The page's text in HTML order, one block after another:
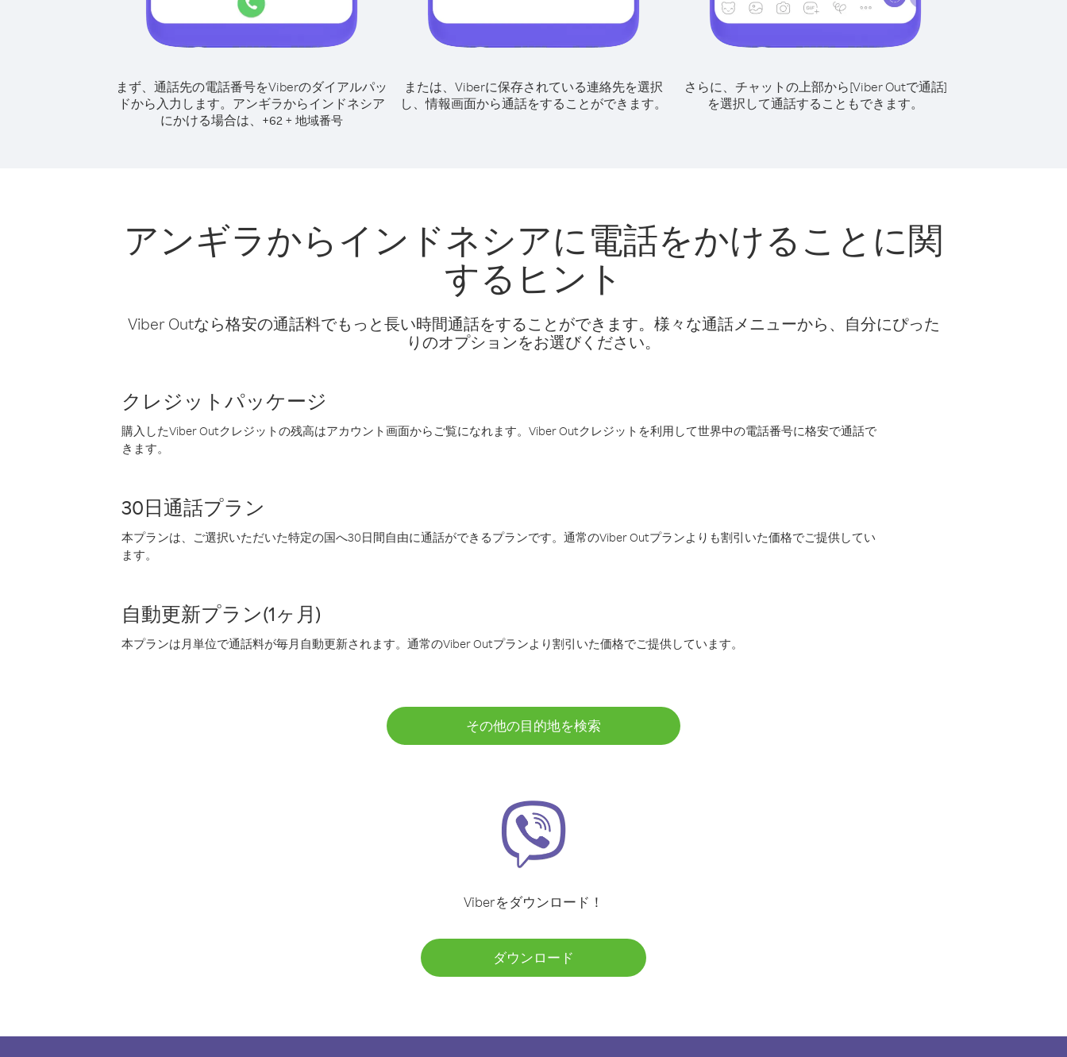
まず、通話先の電話番号をViberのダイアルパッ
ドから入力します。 アンギラからインドネシア
にかける場合は、 +62 + 地域番号
または、Viberに保存されている連絡先を選択
し、情報画面から通話をすることができます。
さらに、チャットの上部から[Viber Outで通話]
を選択して通話することもできます。
アンギラからインドネシアに電話をかけることに関
するヒント
Viber Outなら格安の通話料でもっと長い時間通話をすることができます。様々な通話メニューから、自分にぴった
りのオプションをお選びください。
クレジットパッケージ
購入したViber Outクレジットの残高はアカウント画面からご覧になれます。Viber Outクレジットを利用して世界中の電話番号に格安で通話で
きます。
30日通話プラン
本プランは、ご選択いただいた特定の国へ30日間自由に通話ができるプランです。通常のViber Outプランよりも割引いた価格でご提供してい
ます。
自動更新プラン(1ヶ月)
本プランは月単位で通話料が毎月自動更新されます。通常のViber Outプランより割引いた価格でご提供しています。
その他の目的地を検索
Viberをダウンロード！
ダウンロード